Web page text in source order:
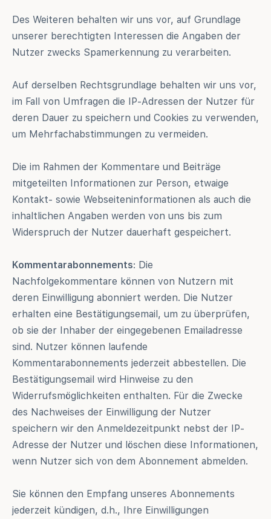
Des Weiteren behalten wir uns vor, auf Grundlage
unserer berechtigten Interessen die Angaben der
Nutzer zwecks Spamerkennung zu verarbeiten.
Auf derselben Rechtsgrundlage behalten wir uns vor,
im Fall von Umfragen die IP-Adressen der Nutzer für
deren Dauer zu speichern und Cookies zu verwenden,
um Mehrfachabstimmungen zu vermeiden.
Die im Rahmen der Kommentare und Beiträge
mitgeteilten Informationen zur Person, etwaige
Kontakt- sowie Webseiteninformationen als auch die
inhaltlichen Angaben werden von uns bis zum
Widerspruch der Nutzer dauerhaft gespeichert.
Kommentarabonnements: Die
Nachfolgekommentare können von Nutzern mit
deren Einwilligung abonniert werden. Die Nutzer
erhalten eine Bestätigungsemail, um zu überprüfen,
ob sie der Inhaber der eingegebenen Emailadresse
sind. Nutzer können laufende
Kommentarabonnements jederzeit abbestellen. Die
Bestätigungsemail wird Hinweise zu den
Widerrufsmöglichkeiten enthalten. Für die Zwecke
des Nachweises der Einwilligung der Nutzer
speichern wir den Anmeldezeitpunkt nebst der IP-
Adresse der Nutzer und löschen diese Informationen,
wenn Nutzer sich von dem Abonnement abmelden.
Sie können den Empfang unseres Abonnements
jederzeit kündigen, d.h., Ihre Einwilligungen